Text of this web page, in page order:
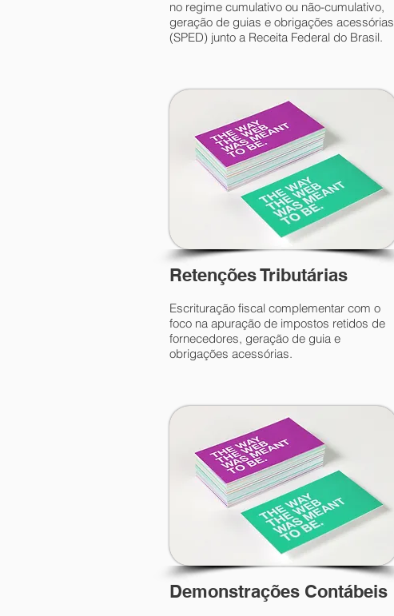
no regime cumulativo ou não-cumulativo,
geração de guias e obrigações acessórias
(SPED) junto a Receita Federal do Brasil.
Retenções Tributárias
Escrituração fiscal complementar com o
foco na apuração de impostos retidos de
fornecedores, geração de guia e
obrigações acessórias.
Demonstrações Contábeis